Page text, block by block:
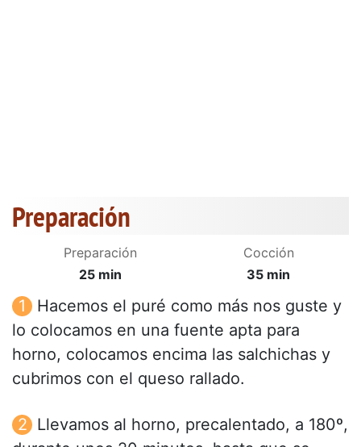
Preparación
Preparación
25 min
Cocción
35 min
Hacemos el puré como más nos guste y
lo colocamos en una fuente apta para
horno, colocamos encima las salchichas y
cubrimos con el queso rallado.
Llevamos al horno, precalentado, a 180º,